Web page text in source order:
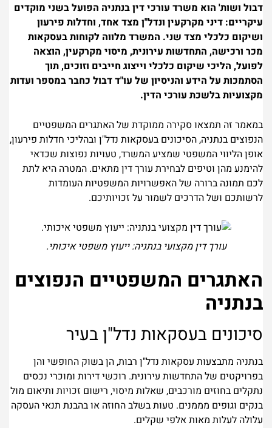
דבול ושות' הוא משרד עורכי דין בנתניה הפועל בשני מוקדים
עיקריים: דיני מקרקעין ונדל"ן מצד אחד, וחדלות פירעון
ושיקום כלכלי מצד שני. המשרד מלווה לקוחות בעסקאות
מכר ורכישה, התחדשות עירונית, מיסוי מקרקעין, הוצאה
לפועל, הליכי שיקום כלכלי וייצוג חייבים וזוכים, תוך
הסתמכות על הידע והניסיון של עו"ד דבול כחבר במספר ועדות
מקצועיות בלשכת עורכי הדין.
במאמר זה תמצאו סקירה ממוקדת של האתגרים המשפטיים
הנפוצים בנתניה, הסיכונים בעסקאות נדל"ן ובהליכי חדלות פירעון,
אופן הליווי המשפטי שמציע המשרד, טעויות נפוצות שכדאי
להימנע מהן וטיפים לבחירת עורך דין מתאים. המטרה היא לתת
לכם תמונה ברורה של האפשרויות המשפטיות העומדות
לרשותכם ושל הדרכים לשמור על זכויותיכם.
עורך דין מקצועי בנתניה: ייעוץ משפטי איכותי.
האתגרים המשפטיים הנפוצים
בנתניה
סיכונים בעסקאות נדל"ן בעיר
בנתניה מתבצעות עסקאות נדל"ן רבות, הן בשוק החופשי והן
בפרויקטים של התחדשות עירונית. רוכשי דירות ומוכרי נכסים
נתקלים בחוזים מורכבים, שאלות מיסוי, רישום זכויות ותיאום מול
בנקים וגופים מממנים. טעות בשלב החוזה או בהבנת תנאי העסקה
עלולה לעלות מאות אלפי שקלים.